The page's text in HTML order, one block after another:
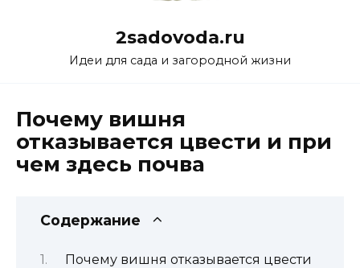
2sadovoda.ru
Идеи для сада и загородной жизни
Почему вишня
отказывается цвести и при
чем здесь почва
Содержание
Почему вишня отказывается цвести